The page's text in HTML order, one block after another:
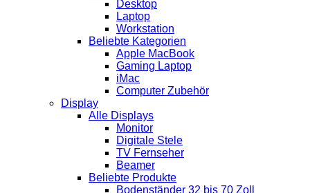
Desktop
Laptop
Workstation
Beliebte Kategorien
Apple MacBook
Gaming Laptop
iMac
Computer Zubehör
Display
Alle Displays
Monitor
Digitale Stele
TV Fernseher
Beamer
Beliebte Produkte
Bodenständer 32 bis 70 Zoll